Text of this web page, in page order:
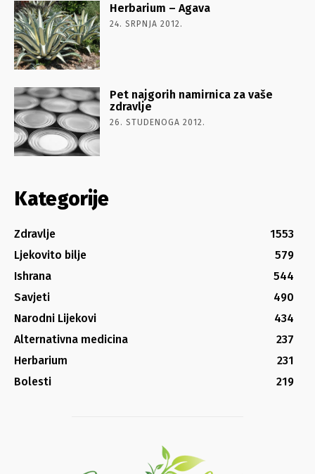
Herbarium – Agava
24. SRPNJA 2012.
Pet najgorih namirnica za vaše
zdravlje
26. STUDENOGA 2012.
Kategorije
Zdravlje
1553
Ljekovito bilje
579
Ishrana
544
Savjeti
490
Narodni Lijekovi
434
Alternativna medicina
237
Herbarium
231
Bolesti
219